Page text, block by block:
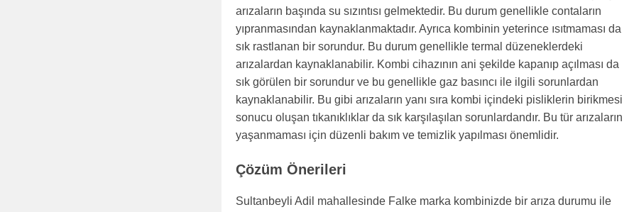
arızaların başında su sızıntısı gelmektedir. Bu durum genellikle contaların
yıpranmasından kaynaklanmaktadır. Ayrıca kombinin yeterince ısıtmaması da
sık rastlanan bir sorundur. Bu durum genellikle termal düzeneklerdeki
arızalardan kaynaklanabilir. Kombi cihazının ani şekilde kapanıp açılması da
sık görülen bir sorundur ve bu genellikle gaz basıncı ile ilgili sorunlardan
kaynaklanabilir. Bu gibi arızaların yanı sıra kombi içindeki pisliklerin birikmesi
sonucu oluşan tıkanıklıklar da sık karşılaşılan sorunlardandır. Bu tür arızaların
yaşanmaması için düzenli bakım ve temizlik yapılması önemlidir.
Çözüm Önerileri
Sultanbeyli Adil mahallesinde Falke marka kombinizde bir arıza durumu ile